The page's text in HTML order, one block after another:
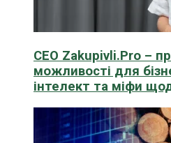
CEO Zakupivli.Pro –
можливості для
інтелект та міфи